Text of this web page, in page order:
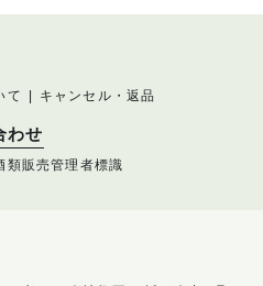
て キャンセル・返品
わせ
類販売管理者標識